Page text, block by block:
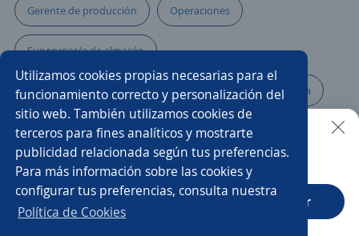
Utilizamos cookies propias necesarias para el
funcionamiento correcto y personalización del
sitio web. También utilizamos cookies de
terceros para fines analíticos y mostrarte
publicidad relacionada según tus preferencias.
Para más información sobre las cookies y
configurar tus preferencias, consulta nuestra
Política de Cookies
Gerente de producción Operaciones
Supervisor/a de almacén
Administrador/a punto de venta Regente de farmacia
Inventarios/as Almacenista Gerente de planta
Director/a de operaciones Supervisor/a de producción
Jefe/a de logística Jefe/a
Buscar es más fácil en la app
CT App Abrir